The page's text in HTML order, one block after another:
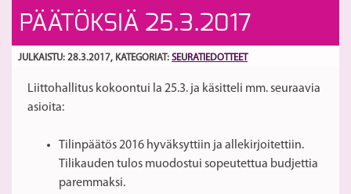
PÄÄTÖKSIÄ 25.3.2017
JULKAISTU: 28.3.2017, KATEGORIAT: SEURATIEDOTTEET
Liittohallitus kokoontui la 25.3. ja käsitteli mm. seuraavia
asioita:
Tilinpäätös 2016 hyväksyttiin ja allekirjoitettiin.
Tilikauden tulos muodostui sopeutettua budjettia
paremmaksi.